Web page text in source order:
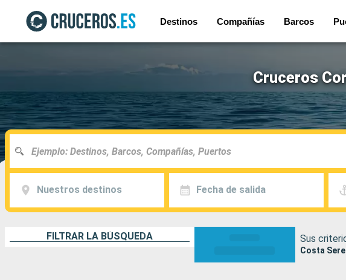
Destinos Compañías Barcos
Cruceros
Nuestros destinos Fecha de salida
FILTRAR LA BÚSQUEDA Sus
Costa